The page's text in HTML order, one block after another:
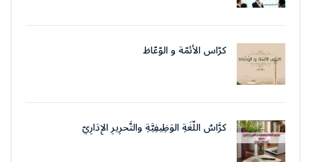
كرّاس الأئمّة و الوّعّاظ
كرَّاسُ اللُّغَةِ الوَظِيفِيَّةِ والتَّحرِيرِ الإِدَارِيّ